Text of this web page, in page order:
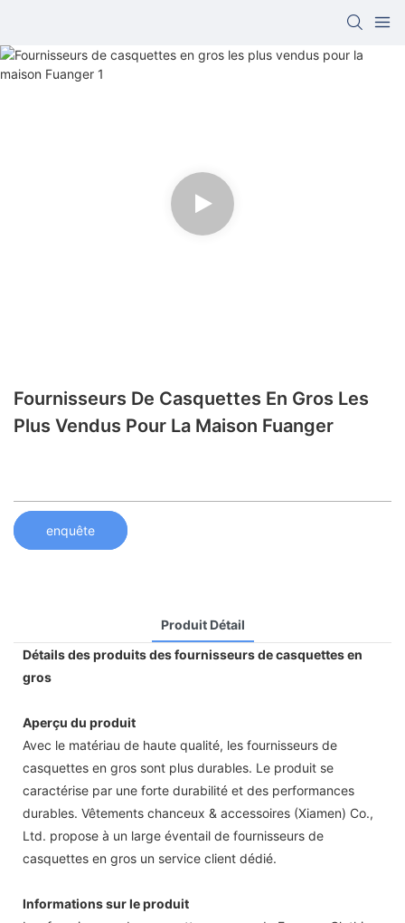
Fournisseurs De Casquettes En Gros Les
Plus Vendus Pour La Maison Fuanger
enquête
Produit Détail
Détails des produits des fournisseurs de casquettes en
gros
Aperçu du produit
Avec le matériau de haute qualité, les fournisseurs de
casquettes en gros sont plus durables. Le produit se
caractérise par une forte durabilité et des performances
durables. Vêtements chanceux & accessoires (Xiamen) Co.,
Ltd. propose à un large éventail de fournisseurs de
casquettes en gros un service client dédié.
Informations sur le produit